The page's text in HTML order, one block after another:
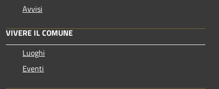
Avvisi
VIVERE IL COMUNE
Luoghi
Eventi